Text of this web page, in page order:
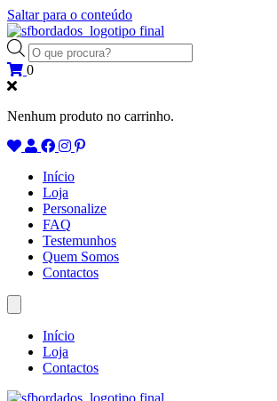
Saltar para o conteúdo
Products
search
0
Nenhum produto no carrinho.
Início
Loja
Personalize
FAQ
Testemunhos
Quem Somos
Contactos
Início
Loja
Contactos